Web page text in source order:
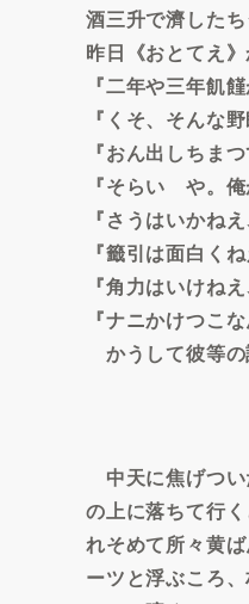
酒三升で濟した
昨日《おとてえ
『二年や三年飢
『くそ、そんな
『おん出しちま
『そらいゝや。
『さうはいかね
『籤引は面白く
『角力はいけね
『ナニかけつこ
かうして彼等の
中天に焦げつい
の上に落ちて行
れそめて所々黄
ーツと浮ぶころ